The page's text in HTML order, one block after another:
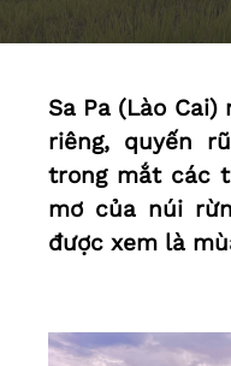
Sa Pa (Lào
riêng, quyến
trong mắt các
mơ của núi
được xem là